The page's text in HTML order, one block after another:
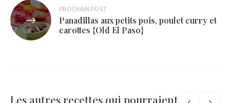
PROCHAIN POST
Panadillas aux petits pois, poulet curry et
carottes {Old El Paso}
Les autres recettes qui pourraient